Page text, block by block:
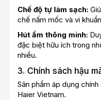
Chế độ tự làm sạch:
chế nấm mốc và vi
Hút ẩm thông minh:
đặc biệt hữu ích trong
nhiều.
3. Chính sách hậu
Sản phẩm áp dụng chính
Haier Vietnam.